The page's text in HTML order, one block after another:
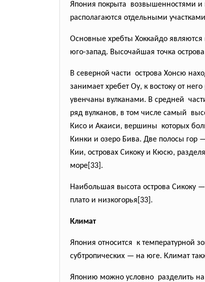
Япония покрыта возвышенностями и
располагаются отдельными
Основные хребты Хоккайдо
юго-запад. Высочайшая точка
В северной части острова Хонсю
занимает хребет Оу, к востоку от
увенчаны вулканами. В средней
ряд вулканов, в том числе самый
Кисо и Акаиси, вершины которых
Кинки и озеро Бива. Две полосы гор
Кии, островах Сикоку и Кюсю,
море[33].
Наибольшая высота острова Сикоку
плато и низкогорья[33].
Климат
Япония относится к температурной
субтропических — на юге. Климат
Японию можно условно разделить